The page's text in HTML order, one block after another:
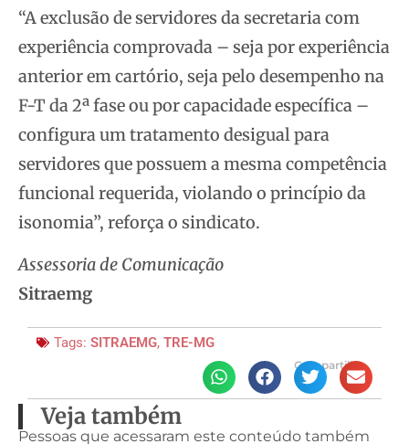
“A exclusão de servidores da secretaria com
experiência comprovada – seja por experiência
anterior em cartório, seja pelo desempenho na
F-T da 2ª fase ou por capacidade específica –
configura um tratamento desigual para
servidores que possuem a mesma competência
funcional requerida, violando o princípio da
isonomia”, reforça o sindicato.
Assessoria de Comunicação
Sitraemg
Tags: SITRAEMG, TRE-MG
Compartilhe
Veja também
Pessoas que acessaram este conteúdo também